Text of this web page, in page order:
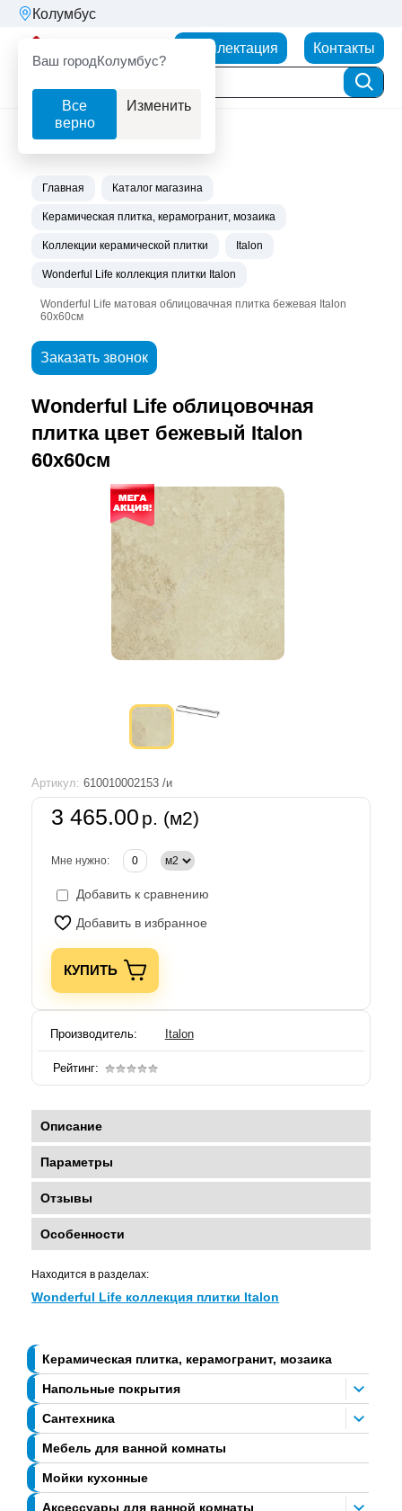
Колумбус
Ваш городКолумбус?
Все
верно
Изменить
Комплектация Контакты
Керамическая плитка, керамогранит, мозаика
Напольные покрытия
Сантехника
Мебель для ванной комнаты
Мойки кухонные
Аксессуары для ванной комнаты
Главная Каталог магазина
Керамическая плитка, керамогранит, мозаика
Коллекции керамической плитки Italon
Wonderful Life коллекция плитки Italon
Wonderful Life матовая облицовачная плитка бежевая Italon
60х60см
Заказать звонок
Wonderful Life облицовочная
плитка цвет бежевый Italon
60х60см
Артикул: 610010002153 /и
3 465.00 р. (м2)
Мне нужно:
Добавить к сравнению
Добавить в избранное
КУПИТЬ
Производитель: Italon
Рейтинг:
Описание
Параметры
Отзывы
Особенности
Находится в разделах:
Wonderful Life коллекция плитки Italon